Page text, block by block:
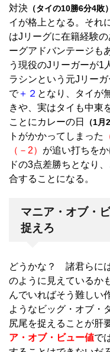
対決 （タイの10勝6分4敗）
イが格上となる。それ
はJリーグに在籍経験
ーグアドバンテージも
う現役のJリーガーが1
ラシンという元Jリーガ
で＋２ となり、タイが
きや、実はタイも中東
ことにカレーの日
（1月
トがかかってしまった
（－2） が追い打ちを
ドの3点差勝ちとなり
合することになる。
マニア・オブ・
捉えろ
どうかな？ 諸君らに
のように見えているか
んでいればそう難しい
ようなビッグ・オブ・
尻尾を捉えることが肝
ア・オブ・ビュー値で